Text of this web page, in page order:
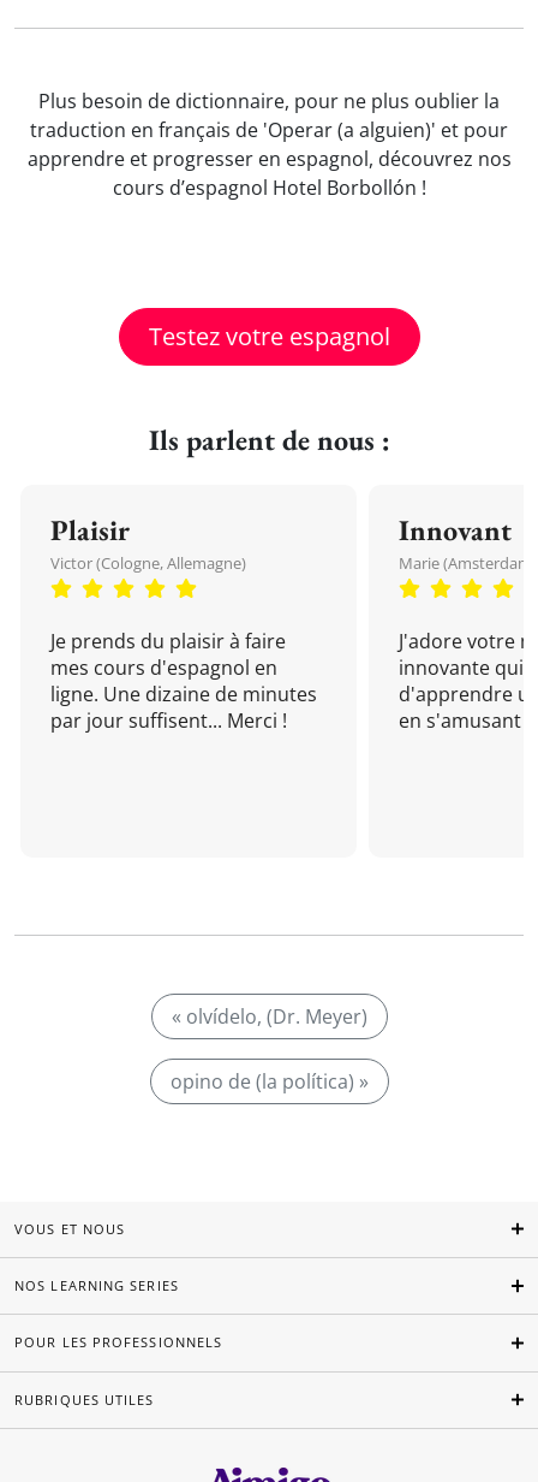
Plus besoin de dictionnaire, pour ne plus oublier la
traduction en français de 'Operar (a alguien)' et pour
apprendre et progresser en espagnol, découvrez nos
cours d’espagnol Hotel Borbollón !
Testez votre espagnol
Ils parlent de nous :
Plaisir
Victor (Cologne, Allemagne)
Je prends du plaisir à faire
mes cours d'espagnol en
ligne. Une dizaine de minutes
par jour suffisent... Merci !
Innovant
Marie (Amsterdam,
J'adore votre
innovante qui
d'apprendre
en s'amusant !
« olvídelo, (Dr. Meyer)
opino de (la política) »
VOUS ET NOUS
NOS LEARNING SERIES
POUR LES PROFESSIONNELS
RUBRIQUES UTILES